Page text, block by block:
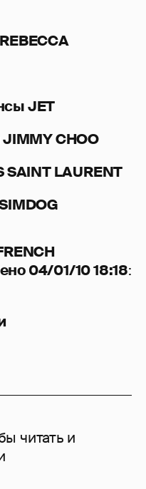
JET
CHOO
SAINT LAURENT
04/01/10 18:18:
читать и